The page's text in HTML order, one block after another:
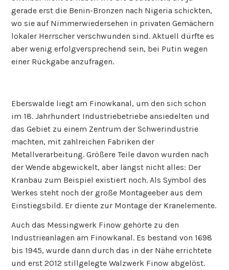
gerade erst die Benin-Bronzen nach Nigeria schickten,
wo sie auf Nimmerwiedersehen in privaten Gemächern
lokaler Herrscher verschwunden sind. Aktuell dürfte es
aber wenig erfolgversprechend sein, bei Putin wegen
einer Rückgabe anzufragen.
Eberswalde liegt am Finowkanal, um den sich schon
im 18. Jahrhundert Industriebetriebe ansiedelten und
das Gebiet zu einem Zentrum der Schwerindustrie
machten, mit zahlreichen Fabriken der
Metallverarbeitung. Größere Teile davon wurden nach
der Wende abgewickelt, aber längst nicht alles: Der
Kranbau zum Beispiel existiert noch. Als Symbol des
Werkes steht noch der große Montageeber aus dem
Einstiegsbild. Er diente zur Montage der Kranelemente.
Auch das Messingwerk Finow gehörte zu den
Industrieanlagen am Finowkanal. Es bestand von 1698
bis 1945, wurde dann durch das in der Nähe errichtete
und erst 2012 stillgelegte Walzwerk Finow abgelöst.